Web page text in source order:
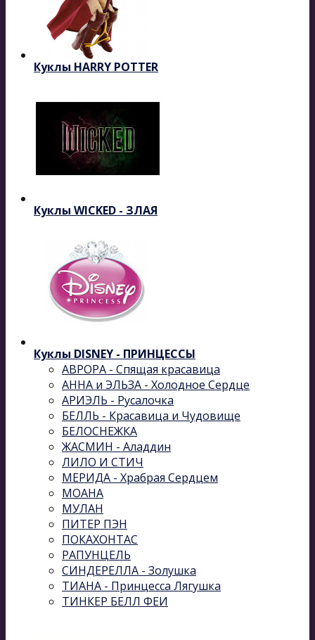
Куклы HARRY POTTER
Куклы WICKED - ЗЛАЯ
Куклы DISNEY - ПРИНЦЕССЫ
АВРОРА - Спящая красавица
АННА и ЭЛЬЗА - Холодное Сердце
АРИЭЛЬ - Русалочка
БЕЛЛЬ - Красавица и Чудовище
БЕЛОСНЕЖКА
ЖАСМИН - Аладдин
ЛИЛО И СТИЧ
МЕРИДА - Храбрая Сердцем
МОАНА
МУЛАН
ПИТЕР ПЭН
ПОКАХОНТАС
РАПУНЦЕЛЬ
СИНДЕРЕЛЛА - Золушка
ТИАНА - Принцесса Лягушка
ТИНКЕР БЕЛЛ ФЕИ